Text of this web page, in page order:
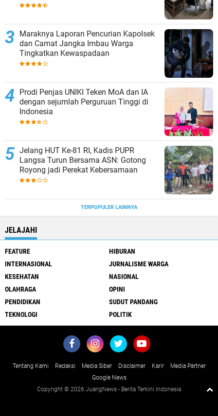
Maraknya Laporan Pencurian Kapolsek
dan Camat Jangka Imbau Warga
Tingkatkan Kewaspadaan
Prodi Penjas UNIKI Teken MoA dan IA
dengan sejumlah Perguruan Tinggi di
Indonesia
Jelang HUT Ke-81 RI, Kadis PUPR
Langsa Turun Bersama ASN: Gotong
Royong jadi Perekat Kebersamaan
TERPOPULER LAINNYA
JELAJAHI
FEATURE
HIBURAN
INTERNASIONAL
JURNALISME WARGA
KESEHATAN
NASIONAL
OLAHRAGA
OPINI
PENDIDIKAN
SUDUT PANDANG
TEKNOLOGI
POLITIK
Tentang Kami Redaksi Media Siber Disclaimer Karir
Media Partner
Google News
Copyright © 2026 JuangNews - Berita Terkini Indonesia